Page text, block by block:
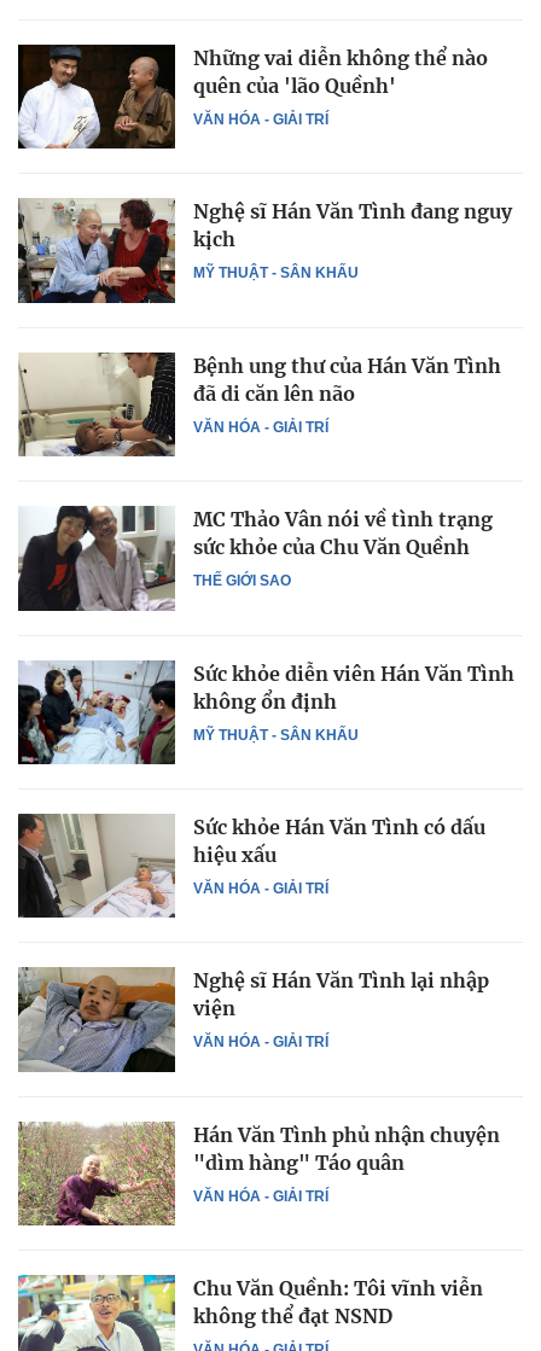
VĂN HÓA - GIẢI TRÍ
Những vai diễn không thể nào
quên của 'lão Quềnh'
MỸ THUẬT - SÂN KHẤU
Nghệ sĩ Hán Văn Tình đang nguy
kịch
VĂN HÓA - GIẢI TRÍ
Bệnh ung thư của Hán Văn Tình
đã di căn lên não
THẾ GIỚI SAO
MC Thảo Vân nói về tình trạng
sức khỏe của Chu Văn Quềnh
MỸ THUẬT - SÂN KHẤU
Sức khỏe diễn viên Hán Văn Tình
không ổn định
VĂN HÓA - GIẢI TRÍ
Sức khỏe Hán Văn Tình có dấu
hiệu xấu
VĂN HÓA - GIẢI TRÍ
Nghệ sĩ Hán Văn Tình lại nhập
viện
VĂN HÓA - GIẢI TRÍ
Hán Văn Tình phủ nhận chuyện
"dìm hàng" Táo quân
Chu Văn Quềnh: Tôi vĩnh viễn
không thể đạt NSND